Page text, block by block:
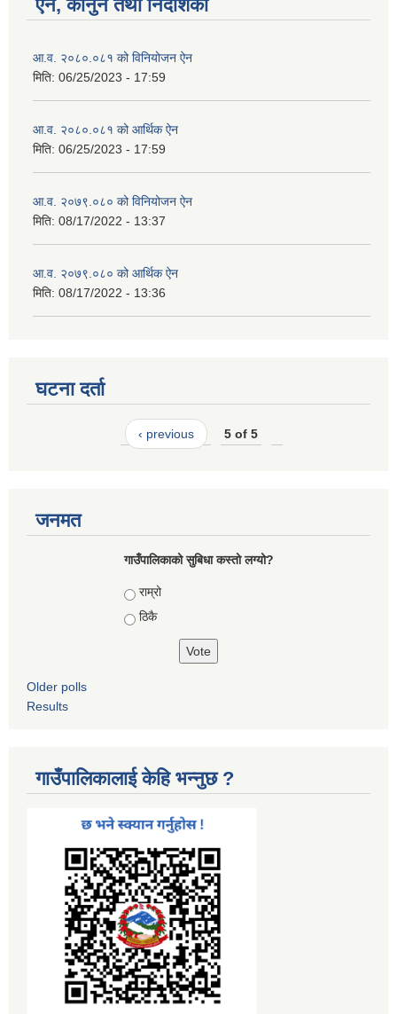
ऐन, कानुन तथा निर्देशिका
आ.व. २०८०.०८१ को विनियोजन ऐन
मिति: 06/25/2023 - 17:59
आ.व. २०८०.०८१ को आर्थिक ऐन
मिति: 06/25/2023 - 17:59
आ.व. २०७९.०८० को विनियोजन ऐन
मिति: 08/17/2022 - 13:37
आ.व. २०७९.०८० को आर्थिक ऐन
मिति: 08/17/2022 - 13:36
घटना दर्ता
‹ previous 5 of 5
जनमत
गाउँपालिकाको सुबिधा कस्तो लग्यो?
Choices
राम्रो
ठिकै
Older polls
Results
गाउँपालिकालाई केहि भन्नुछ ?